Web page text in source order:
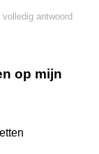
volledig antwoord
op mijn